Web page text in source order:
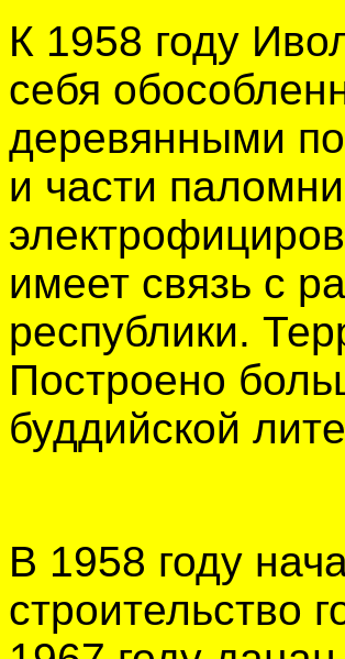
К 1958 году
себя
деревянными
и части
имеет связь с
республики.
Построено
буддийской
В 1958 году
строительство